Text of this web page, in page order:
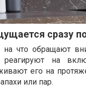
сразу
на что обращают
реагируют на
его на
или пар.